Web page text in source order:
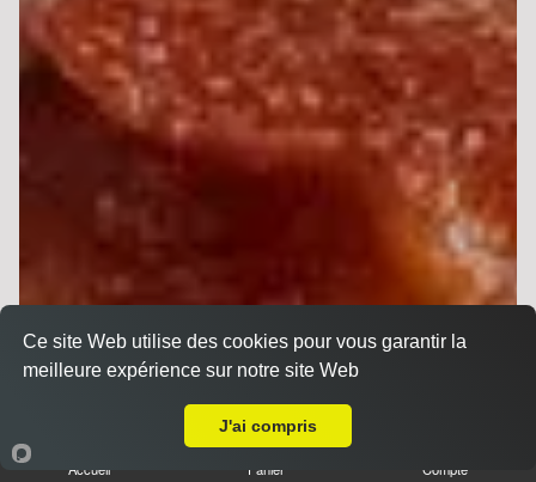
Sandwichs
Accueil Panier Compte
Ce site Web utilise des cookies pour vous garantir la
meilleure expérience sur notre site Web
J'ai compris